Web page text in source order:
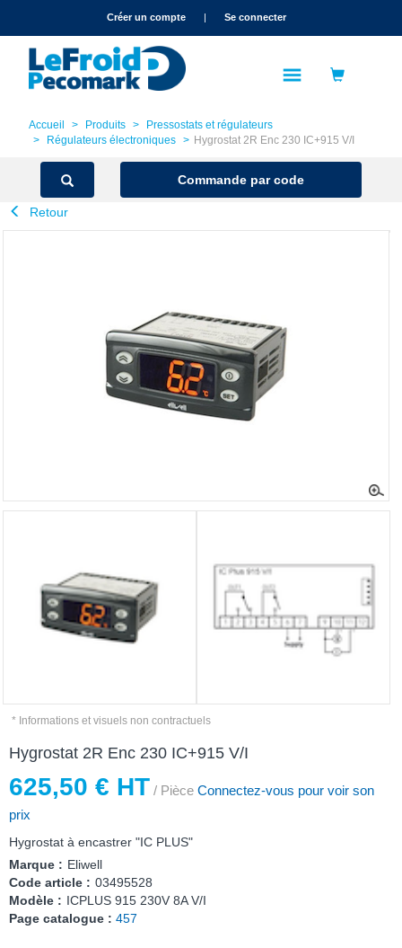
text.skipToNavigationCréer un compte | Se connecter
Accueil Produits
Pressostats et régulateurs
Régulateurs électroniques
Hygrostat 2R Enc 230 IC+915 V/I
Commande par code
Retour
* Informations et visuels non contractuels
Hygrostat 2R Enc 230 IC+915 V/I
625,50 € HT / Pièce Connectez-vous pour voir son
prix
Hygrostat à encastrer "IC PLUS"
Marque : Eliwell
Code article : 03495528
Modèle : ICPLUS 915 230V 8A V/I
Page catalogue : 457